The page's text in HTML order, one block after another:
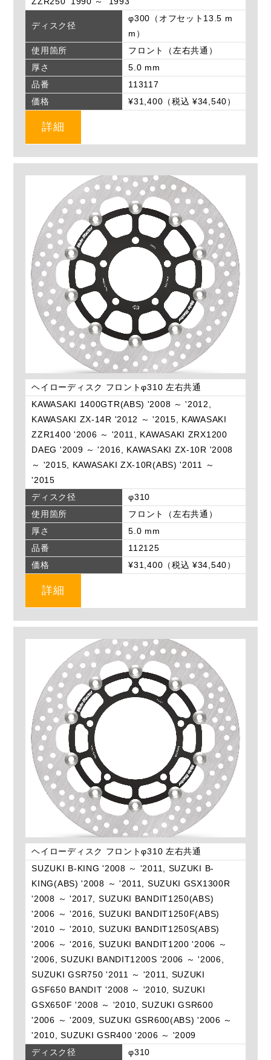
ディスク径
φ300（オフセット13.5 m
m）
使用箇所
フロント（左右共通）
厚さ
5.0 mm
品番
113117
価格
¥31,400（税込 ¥34,540）
詳細
ヘイローディスク フロントφ310 左右共通
KAWASAKI 1400GTR(ABS) '2008 ～ '2012,
KAWASAKI ZX-14R '2012 ～ '2015, KAWASAKI
ZZR1400 '2006 ～ '2011, KAWASAKI ZRX1200
DAEG '2009 ～ '2016, KAWASAKI ZX-10R '2008
～ '2015, KAWASAKI ZX-10R(ABS) '2011 ～
'2015
ディスク径
φ310
使用箇所
フロント（左右共通）
厚さ
5.0 mm
品番
112125
価格
¥31,400（税込 ¥34,540）
詳細
ヘイローディスク フロントφ310 左右共通
SUZUKI B-KING '2008 ～ '2011, SUZUKI B-
KING(ABS) '2008 ～ '2011, SUZUKI GSX1300R
'2008 ～ '2017, SUZUKI BANDIT1250(ABS)
'2006 ～ '2016, SUZUKI BANDIT1250F(ABS)
'2010 ～ '2010, SUZUKI BANDIT1250S(ABS)
'2006 ～ '2016, SUZUKI BANDIT1200 '2006 ～
'2006, SUZUKI BANDIT1200S '2006 ～ '2006,
SUZUKI GSR750 '2011 ～ '2011, SUZUKI
GSF650 BANDIT '2008 ～ '2010, SUZUKI
GSX650F '2008 ～ '2010, SUZUKI GSR600
'2006 ～ '2009, SUZUKI GSR600(ABS) '2006 ～
'2010, SUZUKI GSR400 '2006 ～ '2009
ディスク径
φ310